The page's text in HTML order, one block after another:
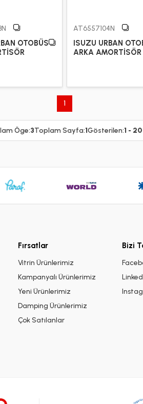
OTOBÜS
AT6557104N
ISUZU URBAN
ARKA AMORTİSÖR
1
Öge:3Toplam Sayfa:1Gösterilen:1 - 20
Fırsatlar
Vitrin Ürünlerimiz
Kampanyalı Ürünlerimiz
Yeni Ürünlerimiz
Damping Ürünlerimiz
Çok Satılanlar
Bizi